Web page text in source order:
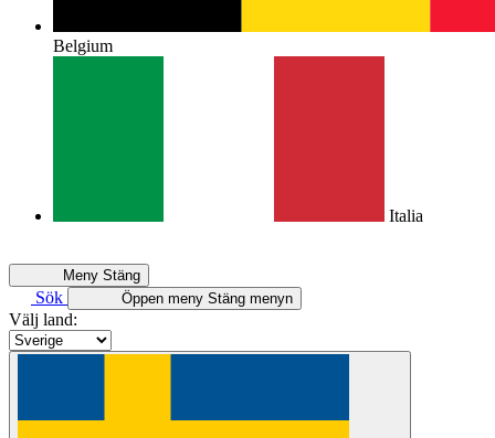
Belgium
Italia
Meny Stäng
Sök Öppen meny Stäng menyn
Välj land: